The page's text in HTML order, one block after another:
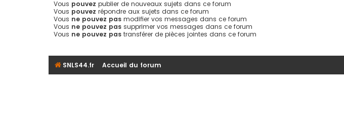
Vous pouvez publier de nouveaux sujets dans ce forum
Vous pouvez répondre aux sujets dans ce forum
Vous ne pouvez pas modifier vos messages dans ce forum
Vous ne pouvez pas supprimer vos messages dans ce forum
Vous ne pouvez pas transférer de pièces jointes dans ce forum
SNLS44.fr Accueil du forum